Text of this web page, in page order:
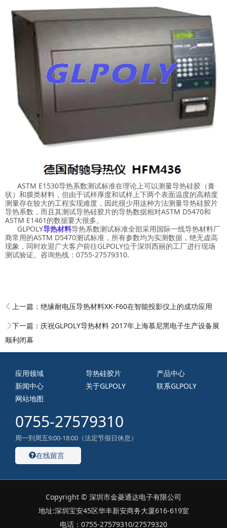
ASTM E1530导热系数测试标准在理论上可以测量导热硅胶（膏
状）和膜类材料，但由于试样厚度和试样上下两个表面温度的高精度
测量存在较大的工程实现难度，因此很少用这种方法测量导热硅胶片
导热系数，而且其测试导热硅胶片的导热数据相对ASTM D5470和
ASTM E1461的数据要大很多。
GLPOLY导热材料导热系数测试标准全部采用国际一线导热材料厂
商常用的ASTM D5470测试标准，所有参数均为实测数据，绝无虚高
现象，同时欢迎广大客户前往GLPOLY位于深圳西丽的工厂进行现场
测试验证。咨询热线：0755-27579310.
上一篇： 绝缘耐电压导热材料XK-F60在智能投影仪上的成功应用
下一篇： 庆祝GLPOLY导热材料 2017年上海慕尼黑电子生产设备展
顺利闭幕
应用领域 导热硅胶片
产品中心
新闻中心
关于GLPOLY
联系GLPOLY
网站地图
0755-27579310
周一到周五9:00-18:00（法定节假日休息）
在线留言
Copyright © 深圳市金菱通达电子有限公司
地址:深圳宝安45区华丰新安商务大厦616-619室
电话：0755-27579310/27579320